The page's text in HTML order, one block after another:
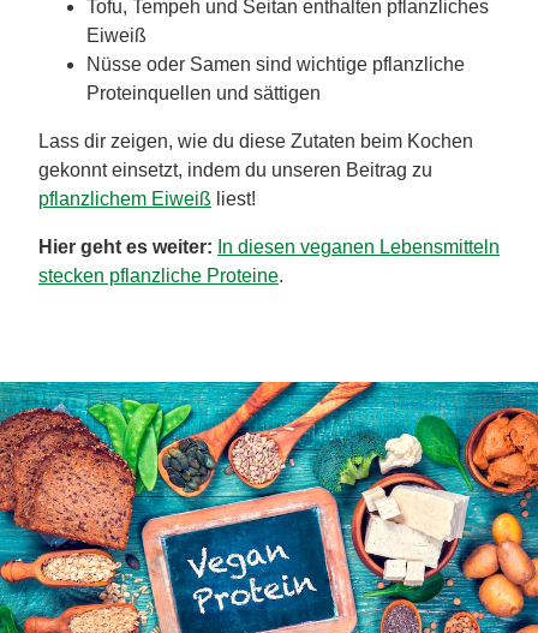
Tofu, Tempeh und Seitan enthalten pflanzliches
Eiweiß
Nüsse oder Samen sind wichtige pflanzliche
Proteinquellen und sättigen
Lass dir zeigen, wie du diese Zutaten beim Kochen
gekonnt einsetzt, indem du unseren Beitrag zu
pflanzlichem Eiweiß liest!
Hier geht es weiter: In diesen veganen Lebensmitteln
stecken pflanzliche Proteine.